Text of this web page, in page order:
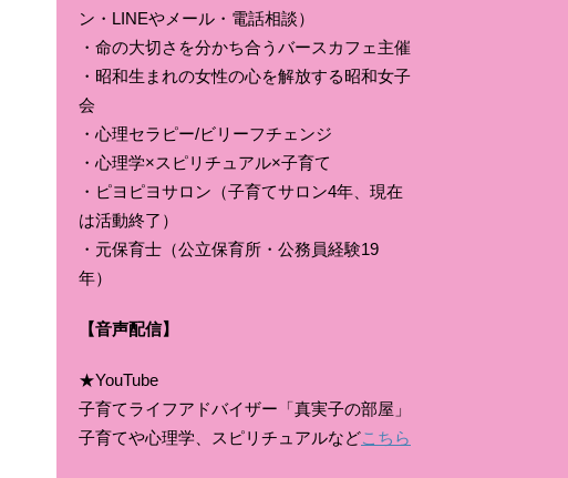
ン・LINEやメール・電話相談）
・命の大切さを分かち合うバースカフェ主催
・昭和生まれの女性の心を解放する昭和女子
会
・心理セラピー/ビリーフチェンジ
・心理学×スピリチュアル×子育て
・ピヨピヨサロン（子育てサロン4年、現在
は活動終了）
・元保育士（公立保育所・公務員経験19
年）
【音声配信】
★YouTube
子育てライフアドバイザー「真実子の部屋」
子育てや心理学、スピリチュアルなどこちら